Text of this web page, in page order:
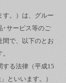
す。）は、グルー
･サービス等のご
間で、以下のとお
する法律（平成15
といいます。）